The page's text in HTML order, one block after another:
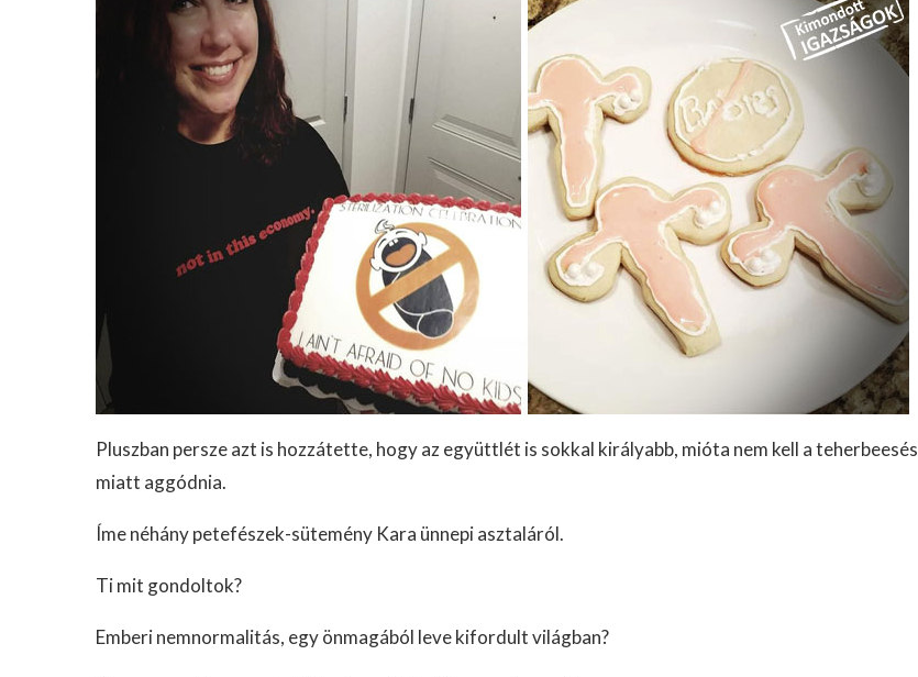
Pluszban persze azt is hozzátette, hogy az együttlét is sokkal királyabb, mióta nem kell a teherbeesés
miatt aggódnia.
Íme néhány petefészek-sütemény Kara ünnepi asztaláról.
Ti mit gondoltok?
Emberi nemnormalitás, egy önmagából leve kifordult világban?